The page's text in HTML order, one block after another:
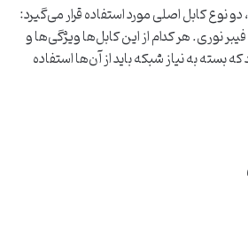
نوع کابل اصلی مورد استفاده قرار می‌گیرد:
نوری. هر کدام از این کابل‌ها ویژگی‌ها و
بسته به نیاز شبکه باید از آن‌ها استفاده